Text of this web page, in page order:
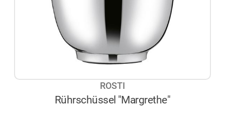
ROSTI
Rührschüssel "Margrethe"